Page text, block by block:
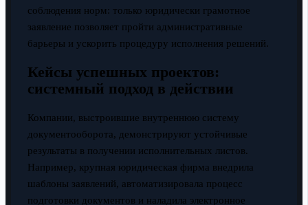
соблюдения норм: только юридически грамотное
заявление позволяет пройти административные
барьеры и ускорить процедуру исполнения решений.
Кейсы успешных проектов:
системный подход в действии
Компании, выстроившие внутреннюю систему
документооборота, демонстрируют устойчивые
результаты в получении исполнительных листов.
Например, крупная юридическая фирма внедрила
шаблоны заявлений, автоматизировала процесс
подготовки документов и наладила электронное